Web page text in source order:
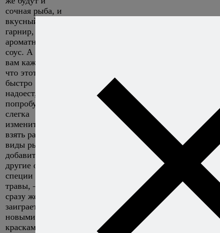
сочная рыба, и
вкусный
гарнир, и
ароматный
соус. А если
вам кажется,
что этот рецепт
быстро
надоест, просто
попробуйте его
слегка
изменить —
взять разные
виды рыбы,
добавить
другие овощи,
специи или
травы, — и он
сразу же
заиграет
новыми
красками.